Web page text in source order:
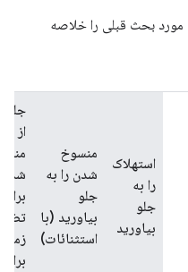
مورد بحث قبلی را خلاصه
استهلاک
را به
جلو
بیاورید
منسوخ
شدن را به
جلو
بیاورید (با
استثنائات)
از
شدن
برای
زمان
برای